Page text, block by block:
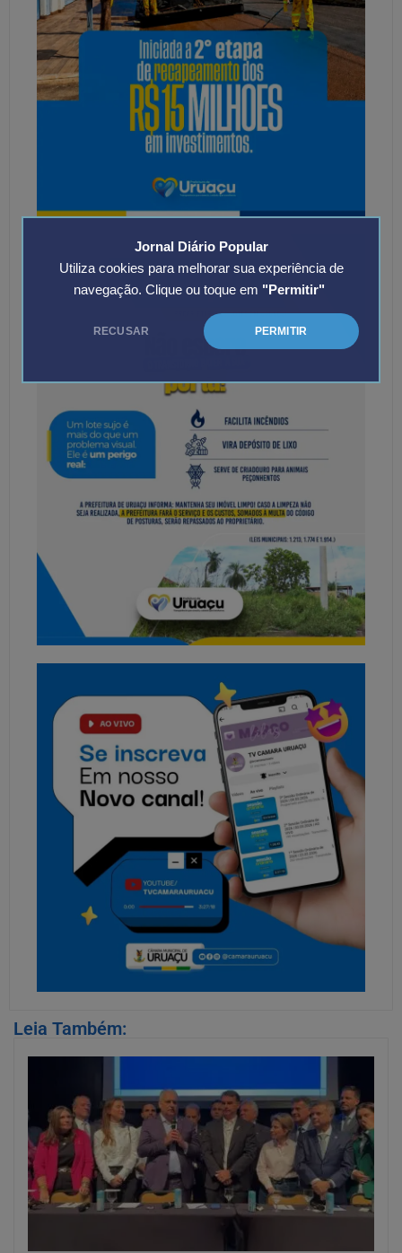
Jornal Diário Popular
Utiliza cookies para melhorar sua experiência de
navegação. Clique ou toque em "Permitir"
RECUSAR PERMITIR
Leia Também: